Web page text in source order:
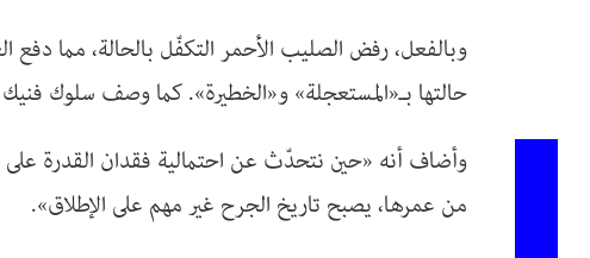
وبالفعل، رفض الصليب الأحمر التكفّل بالحالة، مما
حالتها بـ«المستعجلة» و«الخطيرة». كما وصف سلوك فنيك
وأضاف أنه «حين نتحدّث عن احتمالية فقدان القدرة على
من عمرها، يصبح تاريخ الجرح غير مهم على الإطلاق».